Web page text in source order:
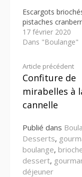
Escargots
pistaches
17 février 2020
Dans "Boulange"
Lire
la
suite
Article précédent
Confiture de
mirabelles à
cannelle
Publié dans
Desserts,
boulange,
dessert,
déjeuner